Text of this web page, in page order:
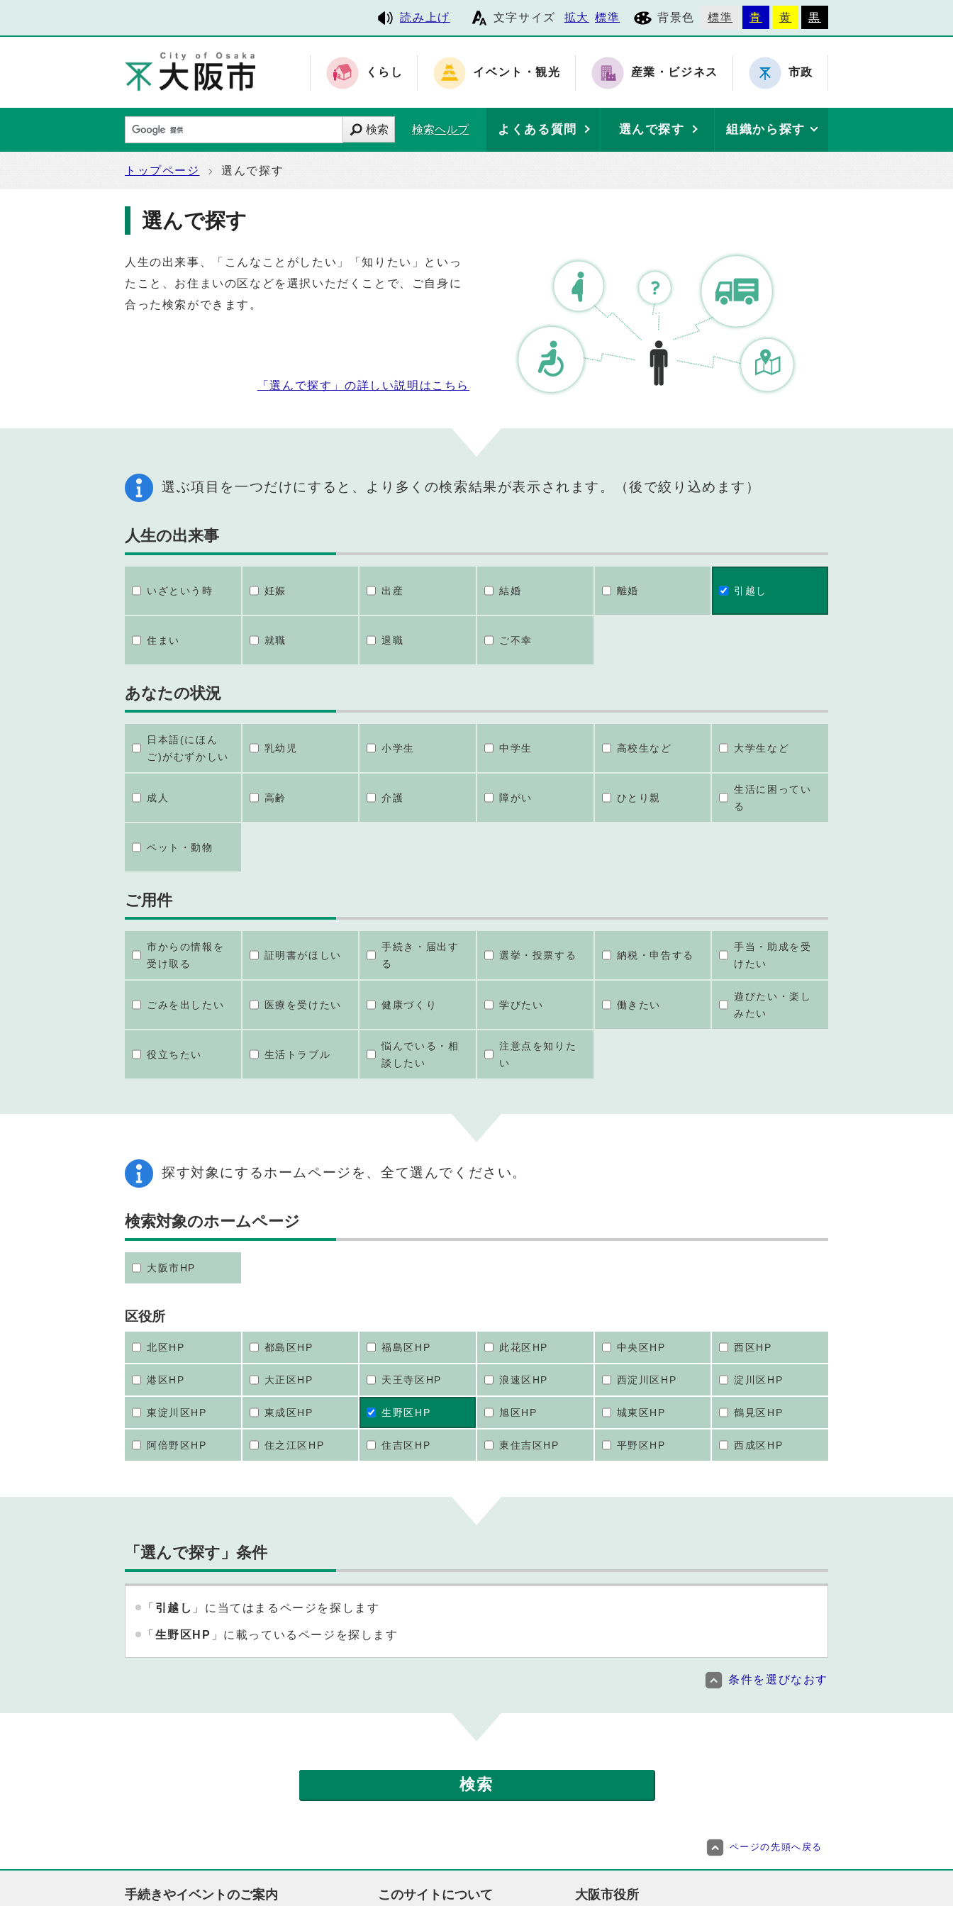
読み上げ 文字サイズ 拡大 標準 背景色 標準 青 黄 黒
くらし イベント・観光 産業・ビジネス 市政
検索 検索ヘルプ よくある質問 選んで探す 組織から探す
トップページ 選んで探す
選んで探す
人生の出来事、「こんなことがしたい」「知りたい」といっ
たこと、お住まいの区などを選択いただくことで、ご自身に
合った検索ができます。
「選んで探す」の詳しい説明はこちら
選ぶ項目を一つだけにすると、より多くの検索結果が表示されます。（後で絞り込めます）
人生の出来事
いざという時 妊娠 出産 結婚 離婚 引越し
住まい 就職 退職 ご不幸
あなたの状況
日本語(にほん
ご)がむずかしい
乳幼児 小学生 中学生 高校生など 大学生など
成人 高齢 介護 障がい ひとり親
生活に困ってい
る
ペット・動物
ご用件
市からの情報を
受け取る
証明書がほしい
手続き・届出す
る
選挙・投票する 納税・申告する
手当・助成を受
けたい
ごみを出したい 医療を受けたい 健康づくり 学びたい 働きたい
遊びたい・楽し
みたい
役立ちたい 生活トラブル
悩んでいる・相
談したい
注意点を知りた
い
探す対象にするホームページを、全て選んでください。
検索対象のホームページ
大阪市HP
区役所
北区HP 都島区HP 福島区HP 此花区HP 中央区HP 西区HP
港区HP 大正区HP 天王寺区HP 浪速区HP 西淀川区HP 淀川区HP
東淀川区HP 東成区HP 生野区HP 旭区HP 城東区HP 鶴見区HP
阿倍野区HP 住之江区HP 住吉区HP 東住吉区HP 平野区HP 西成区HP
「選んで探す」条件
「 引越し 」に当てはまるページを探します
「 生野区HP 」に載っているページを探します
条件を選びなおす
ページの先頭へ戻る
手続きやイベントのご案内 このサイトについて 大阪市役所